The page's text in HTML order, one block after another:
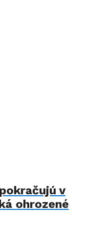
v
ohrozené